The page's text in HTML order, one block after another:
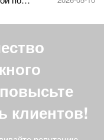
клиентов!